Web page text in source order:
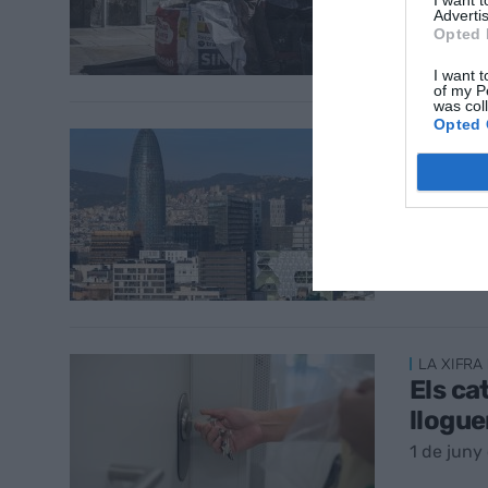
Opted
I want
of my
was
Opted
LA XIFRA
LA XIFRA
Els
1 de juny